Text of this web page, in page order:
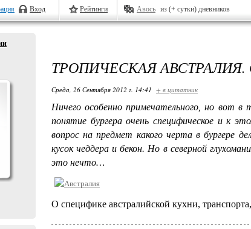
Вход Рейтинги Авось из (+ сутки) дневников
ТРОПИЧЕСКАЯ
Среда, 26 Сентября 2012 г. 14:41 + в цитатник
Ничего особенно примечательного, но вот
понятие бургера очень специфическое и к
вопрос на предмет какого черта в бургере
кусок чеддера и бекон. Но в северной
это нечто…
О специфике австралийской кухни,